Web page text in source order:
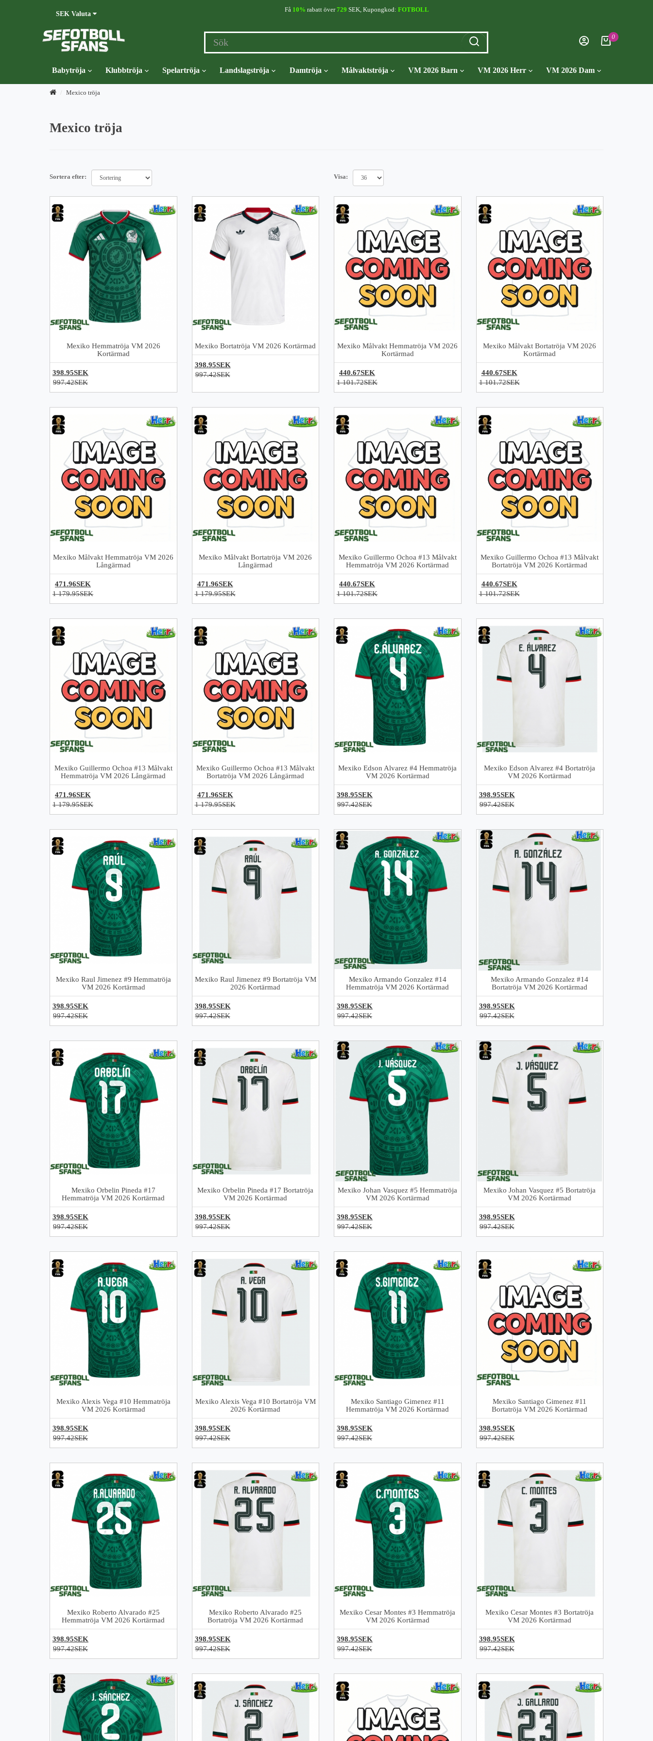
SEK Valuta
Få 10% rabatt över729 SEK, Kupongkod: FOTBOLL
0
Babytröja Klubbtröja Spelartröja Landslagströja Damtröja Målvaktströja VM 2026 Barn VM 2026 Herr VM 2026 Dam
Mexico tröja
Mexico tröja
Sortera efter: Visa:
Mexiko Hemmatröja VM 2026
Kortärmad
398.95SEK
997.42SEK
Mexiko Bortatröja VM 2026 Kortärmad
398.95SEK
997.42SEK
Mexiko Målvakt Hemmatröja VM 2026
Kortärmad
440.67SEK
1 101.72SEK
Mexiko Målvakt Bortatröja VM 2026
Kortärmad
440.67SEK
1 101.72SEK
Mexiko Målvakt Hemmatröja VM 2026
Långärmad
471.96SEK
1 179.95SEK
Mexiko Målvakt Bortatröja VM 2026
Långärmad
471.96SEK
1 179.95SEK
Mexiko Guillermo Ochoa #13 Målvakt
Hemmatröja VM 2026 Kortärmad
440.67SEK
1 101.72SEK
Mexiko Guillermo Ochoa #13 Målvakt
Bortatröja VM 2026 Kortärmad
440.67SEK
1 101.72SEK
Mexiko Guillermo Ochoa #13 Målvakt
Hemmatröja VM 2026 Långärmad
471.96SEK
1 179.95SEK
Mexiko Guillermo Ochoa #13 Målvakt
Bortatröja VM 2026 Långärmad
471.96SEK
1 179.95SEK
Mexiko Edson Alvarez #4 Hemmatröja
VM 2026 Kortärmad
398.95SEK
997.42SEK
Mexiko Edson Alvarez #4 Bortatröja
VM 2026 Kortärmad
398.95SEK
997.42SEK
Mexiko Raul Jimenez #9 Hemmatröja
VM 2026 Kortärmad
398.95SEK
997.42SEK
Mexiko Raul Jimenez #9 Bortatröja VM
2026 Kortärmad
398.95SEK
997.42SEK
Mexiko Armando Gonzalez #14
Hemmatröja VM 2026 Kortärmad
398.95SEK
997.42SEK
Mexiko Armando Gonzalez #14
Bortatröja VM 2026 Kortärmad
398.95SEK
997.42SEK
Mexiko Orbelin Pineda #17
Hemmatröja VM 2026 Kortärmad
398.95SEK
997.42SEK
Mexiko Orbelin Pineda #17 Bortatröja
VM 2026 Kortärmad
398.95SEK
997.42SEK
Mexiko Johan Vasquez #5 Hemmatröja
VM 2026 Kortärmad
398.95SEK
997.42SEK
Mexiko Johan Vasquez #5 Bortatröja
VM 2026 Kortärmad
398.95SEK
997.42SEK
Mexiko Alexis Vega #10 Hemmatröja
VM 2026 Kortärmad
398.95SEK
997.42SEK
Mexiko Alexis Vega #10 Bortatröja VM
2026 Kortärmad
398.95SEK
997.42SEK
Mexiko Santiago Gimenez #11
Hemmatröja VM 2026 Kortärmad
398.95SEK
997.42SEK
Mexiko Santiago Gimenez #11
Bortatröja VM 2026 Kortärmad
398.95SEK
997.42SEK
Mexiko Roberto Alvarado #25
Hemmatröja VM 2026 Kortärmad
398.95SEK
997.42SEK
Mexiko Roberto Alvarado #25
Bortatröja VM 2026 Kortärmad
398.95SEK
997.42SEK
Mexiko Cesar Montes #3 Hemmatröja
VM 2026 Kortärmad
398.95SEK
997.42SEK
Mexiko Cesar Montes #3 Bortatröja
VM 2026 Kortärmad
398.95SEK
997.42SEK